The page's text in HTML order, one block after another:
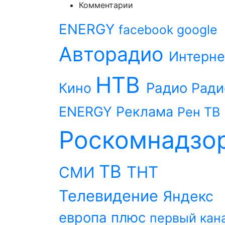
Комментарии
ENERGY facebook google
Авторадио
Кино НТВ Радио
ENERGY Реклама Рен ТВ
СМИ ТВ ТНТ
Телевидение Яндекс
европа плюс первый